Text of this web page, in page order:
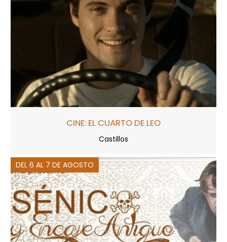
CINE: EL CUARTO DE LEO
Castillos
DEL 6 AL 7 DE AGOSTO